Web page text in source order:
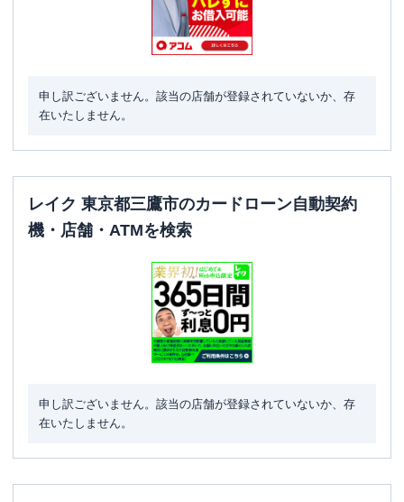
申し訳ございません。該当の店舗が登録されていないか、存
在いたしません。
レイク 東京都三鷹市のカードローン自動契約
機・店舗・ATMを検索
申し訳ございません。該当の店舗が登録されていないか、存
在いたしません。